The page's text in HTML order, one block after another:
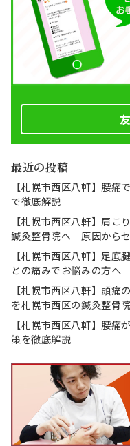
最近の投稿
【札幌市西区八軒】腰痛
で徹底解説
【札幌市西区八軒】肩こ
鍼灸整骨院へ｜原因から
【札幌市西区八軒】足底
との痛みでお悩みの方へ
【札幌市西区八軒】頭痛
を札幌市西区の鍼灸整骨
【札幌市西区八軒】腰痛
策を徹底解説